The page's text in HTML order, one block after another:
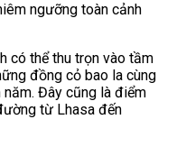
ngưỡng toàn cảnh
có thể thu trọn vào tầm
đồng cỏ bao la cùng
năm. Đây cũng là điểm
từ Lhasa đến